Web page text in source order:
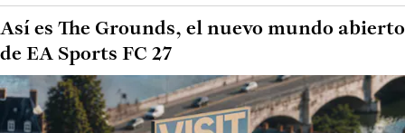
Así es The Grounds, el nuevo mundo abierto
de EA Sports FC 27